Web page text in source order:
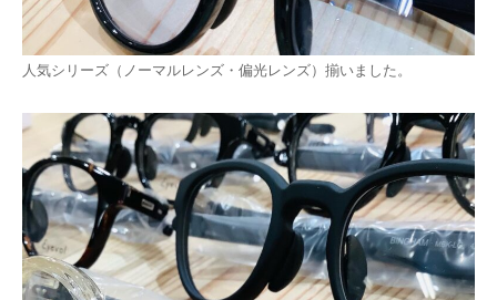
人気シリーズ（ノーマルレンズ・偏光レンズ）揃いました。